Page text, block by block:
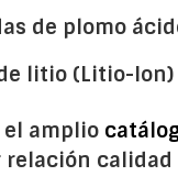
de plomo
litio (Litio-
amplio
relación calidad